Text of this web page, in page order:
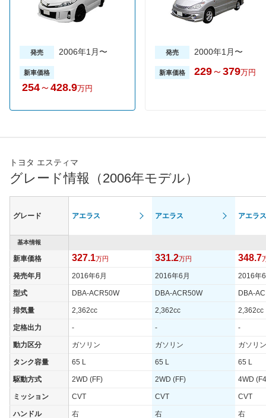
発売 2006年1月〜
新車価格
254～ 428.9万円
発売 2000年1月〜
新車価格 229～ 379万円
トヨタ エスティマ
グレード情報（2006年モデル）
グレード アエラス アエラス アエラス
基本情報
新車価格 327.1万円 331.2万円 348.7
発売年月 2016年6月 2016年6月 2016年
型式 DBA-ACR50W DBA-ACR50W DBA-
排気量 2,362cc 2,362cc 2,362cc
定格出力 - - -
動力区分 ガソリン ガソリン ガソリン
タンク容量 65 L 65 L 65 L
駆動方式 2WD (FF) 2WD (FF) 4WD
ミッション CVT CVT CVT
ハンドル 右 右 右